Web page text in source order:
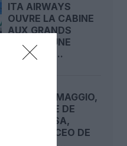
ITA AIRWAYS
OUVRE LA CABINE
AUX GRANDS
CHIENS : UNE
PREMIÈRE...
LORENZA MAGGIO,
STRATÈGE DE
LUFTHANSA,
NOMMÉE CEO DE